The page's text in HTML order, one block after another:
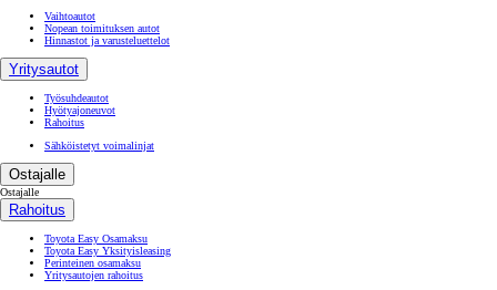
Vaihtoautot
Nopean toimituksen autot
Hinnastot ja varusteluettelot
Yritysautot
Työsuhdeautot
Hyötyajoneuvot
Rahoitus
Sähköistetyt voimalinjat
Ostajalle
Ostajalle
Rahoitus
Toyota Easy Osamaksu
Toyota Easy Yksityisleasing
Perinteinen osamaksu
Yritysautojen rahoitus